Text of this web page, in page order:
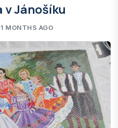
Jánošíku
MONTHS AGO